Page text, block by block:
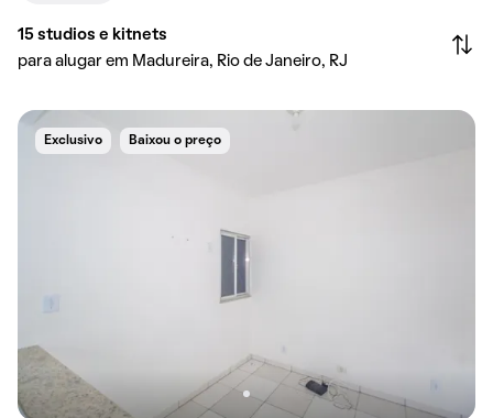
15 studios e kitnets
para alugar em Madureira, Rio de Janeiro, RJ
Exclusivo Baixou o preço